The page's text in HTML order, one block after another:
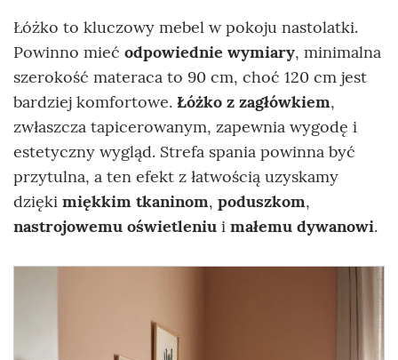
Łóżko to kluczowy mebel w pokoju nastolatki.
Powinno mieć odpowiednie wymiary, minimalna
szerokość materaca to 90 cm, choć 120 cm jest
bardziej komfortowe. Łóżko z zagłówkiem,
zwłaszcza tapicerowanym, zapewnia wygodę i
estetyczny wygląd. Strefa spania powinna być
przytulna, a ten efekt z łatwością uzyskamy
dzięki miękkim tkaninom, poduszkom,
nastrojowemu oświetleniu i małemu dywanowi.